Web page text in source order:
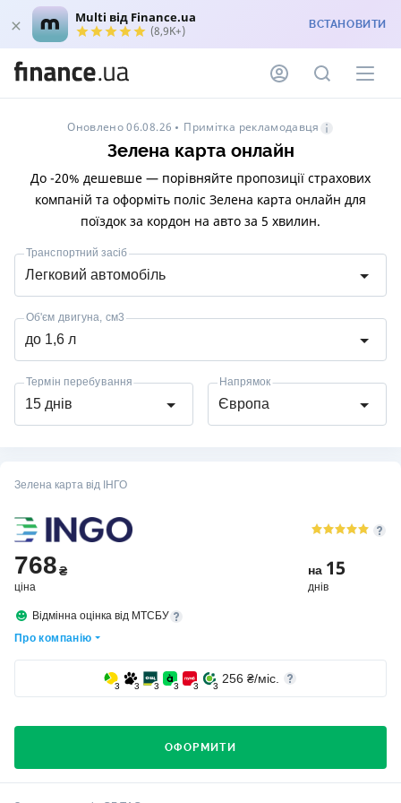
Multi від Finance.ua
(8,9K+) ВСТАНОВИТИ
Оновлено 06.08.26 Примітка рекламодавця
Зелена карта онлайн
До -20% дешевше — порівняйте пропозиції страхових
компаній та оформіть поліс Зелена карта онлайн для
поїздок за кордон на авто за 5 хвилин.
Легковий автомобіль
Транспортний засіб
до 1,6 л
Об'єм двигуна, см3
15 днів
Термін перебування
Європа
Напрямок
Зелена карта від ІНГО
768₴
ціна
на 15
днів
Відмінна оцінка від МТСБУ
Про компанію
3 3 3 3 3 3
256 ₴/міс.
ОФОРМИТИ
Хто вибирає страхову компанію ІНГО?